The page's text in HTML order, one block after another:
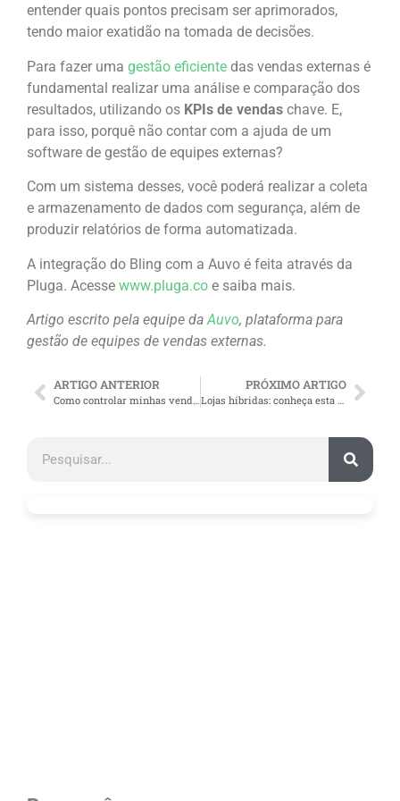
entender quais pontos precisam ser aprimorados,
tendo maior exatidão na tomada de decisões.
Para fazer uma gestão eficiente das vendas externas é
fundamental realizar uma análise e comparação dos
resultados, utilizando os KPIs de vendas chave. E,
para isso, porquê não contar com a ajuda de um
software de gestão de equipes externas?
Com um sistema desses, você poderá realizar a coleta
e armazenamento de dados com segurança, além de
produzir relatórios de forma automatizada.
A integração do Bling com a Auvo é feita através da
Pluga. Acesse www.pluga.co e saiba mais.
Artigo escrito pela equipe daAuvo, plataforma para
gestão de equipes de vendas externas.
ARTIGO ANTERIOR
Como controlar minhas vendas em diversos marketplaces?
PRÓXIMO ARTIGO
Lojas híbridas: conheça esta tendência